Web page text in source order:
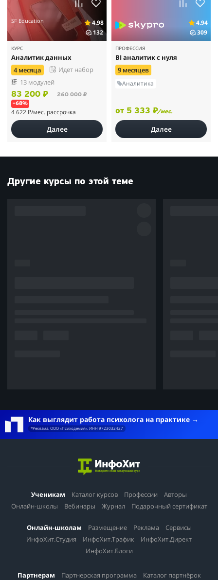
SF Education
4.98
132
КУРС
Аналитик данных
4 месяца
Идет набор
13 модулей
83 200 ₽ 260 000 ₽
–68%
4 622 ₽/мес. рассрочка
Далее
4.94
309
ПРОФЕССИЯ
BI аналитик с нуля
9 месяцев
Аналитика
от 5 333 ₽/мес.
Далее
Другие курсы по этой теме
Как выглядит работа психолога на практике
*Реклама. ООО «Психодемия». ИНН 9723032427
Ученикам Каталог курсов Профессии
Авторы
Онлайн-школы
Вебинары Журнал Подарочный сертификат
Онлайн-школам Размещение Реклама
Сервисы
ИнфоХит.Студия
ИнфоХит.Трафик
ИнфоХит.Директ
ИнфоХит.Блоги
Партнерам Партнерская программа Каталог партнёрок